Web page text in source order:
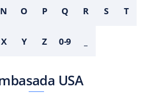
N O P Q R S T
X Y Z 0-9
USA